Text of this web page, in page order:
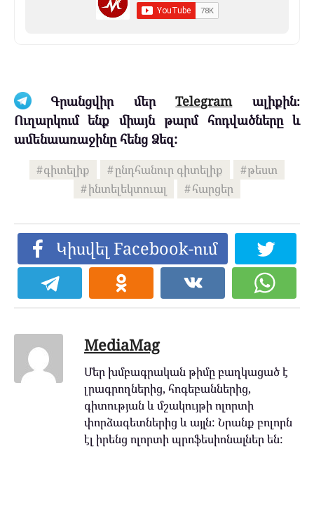
Գրանցվիր մերTelegramալիքին։
Ուղարկում ենք միայն թարմ հոդվածները և
ամենաառաջինը հենց Ձեզ:
գիտելիք ընդհանուր գիտելիք
թեստ
ինտելեկտուալ
հարցեր
Կիսվել Facebook-ում
MediaMag
Մեր խմբագրական թիմը բաղկացած է
լրագրողներից, հոգեբաններից,
գիտության և մշակույթի ոլորտի
փորձագետներից և այլն: Նրանք բոլորն
էլ իրենց ոլորտի պրոֆեսիոնալներ են: